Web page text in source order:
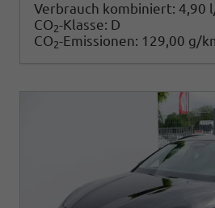
Verbrauch kombiniert: 4,90
CO2-Klasse: D
CO2-Emissionen: 129,00 g/